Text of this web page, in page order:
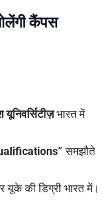
कैंपस
भारत में
समझौते
यूके की डिग्री भारत में।